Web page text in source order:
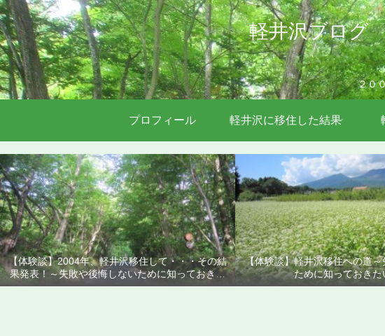
軽井沢ブログ
２０
プロフィール 軽井沢に移住した結果
【体験談】2004年、軽井沢移住して・・・その結
果発表！～失敗や後悔しないために知っておきた
いこと
【体験談】軽井沢移住への道
ために知っておきた